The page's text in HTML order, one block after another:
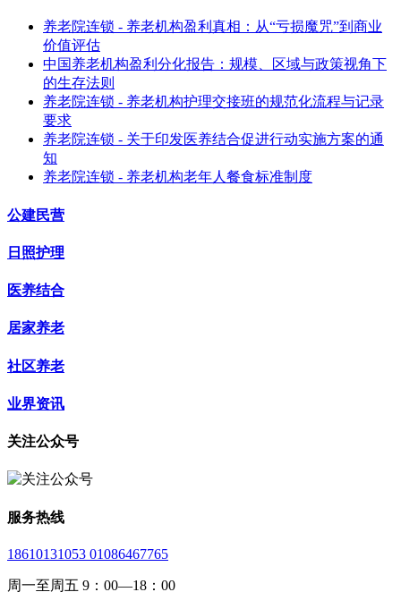
养老院连锁 - 养老机构盈利真相：从“亏损魔咒”到商业
价值评估
中国养老机构盈利分化报告：规模、区域与政策视角下
的生存法则
养老院连锁 - 养老机构护理交接班的规范化流程与记录
要求
养老院连锁 - 关于印发医养结合促进行动实施方案的通
知
养老院连锁 - 养老机构老年人餐食标准制度
公建民营
日照护理
医养结合
居家养老
社区养老
业界资讯
关注公众号
服务热线
18610131053 01086467765
周一至周五 9：00—18：00